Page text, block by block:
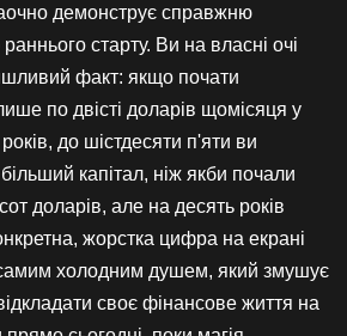
демонструє справжню
старту. Ви на власні очі
факт: якщо почати
по двісті доларів щомісяця у
до шістдесяти п'яти ви
капітал, ніж якби почали
доларів, але на десять років
жорстка цифра на екрані
холодним душем, який змушує
своє фінансове життя на